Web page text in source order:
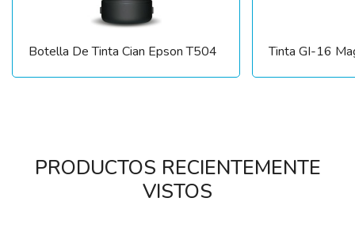
Botella De Tinta Cian Epson T504 Tinta GI-16
PRODUCTOS RECIENTEMENTE
VISTOS